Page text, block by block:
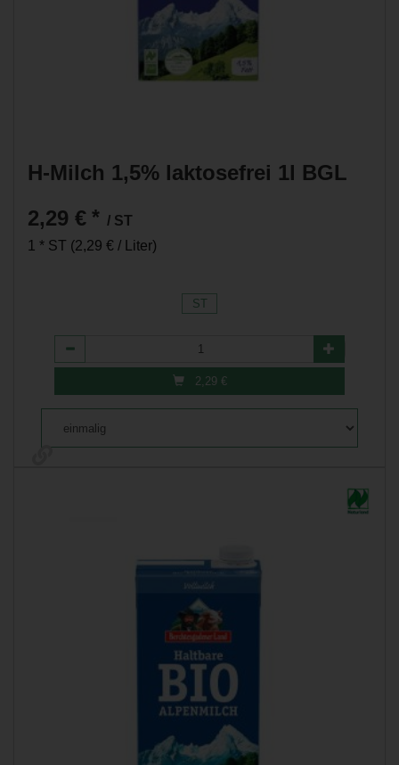
H-Milch 1,5% laktosefrei 1l BGL
2,29 € * / ST
1 * ST (2,29 € / Liter)
ST
Anzahl
2,29 €